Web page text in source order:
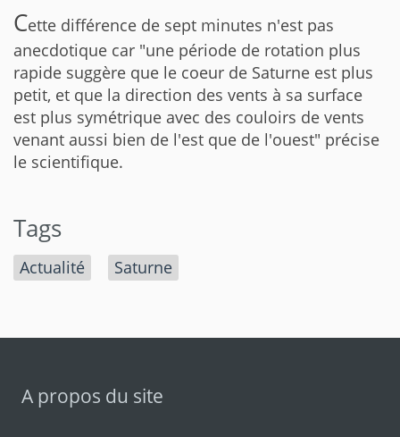
Cette différence de sept minutes n'est pas
anecdotique car "une période de rotation plus
rapide suggère que le coeur de Saturne est plus
petit, et que la direction des vents à sa surface
est plus symétrique avec des couloirs de vents
venant aussi bien de l'est que de l'ouest" précise
le scientifique.
Tags
Actualité Saturne
A propos du site